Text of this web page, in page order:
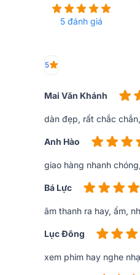
mặt phủ tone màu
chuyển và lắp đặt.
Cấu trúc 2 đường
Cellulose kết hợp
5 đánh giá
5
Mai Văn Khánh
dàn đẹp, rất chắc
Anh Hào
giao hàng nhanh
Bá Lực
âm thanh ra hay, ấm,
Lục Đông
xem phim hay nghe